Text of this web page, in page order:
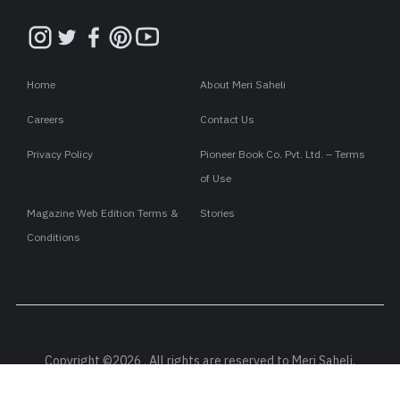
Home About Meri Saheli
Careers Contact Us
Privacy Policy
Pioneer Book Co. Pvt. Ltd. – Terms
of Use
Magazine Web Edition Terms &
Conditions
Stories
Copyright ©2026 . All rights are reserved to Meri Saheli.